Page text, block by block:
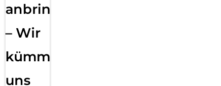
anbringen
– Wir
kümmern
uns